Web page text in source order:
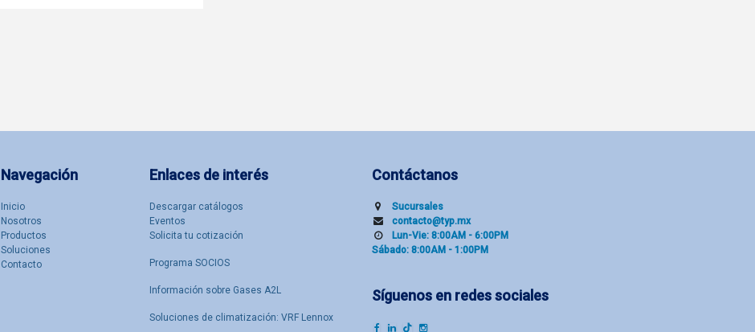
Enlaces de interés
Descargar catálogos
Eventos
Solicita tu cotización
Programa SOCIOS
Información sobre Gases A2L
Soluciones de climatización: VRF Lennox
Navegación
Inicio
Nosotro​s
Productos
Soluciones
Contacto
Contáctanos
Sucu​rsal​es
contacto@typ.mx
Lun-Vie: 8:00AM - 6:00PM
Sábado: 8:00AM - 1:00PM
Síguenos en redes sociales